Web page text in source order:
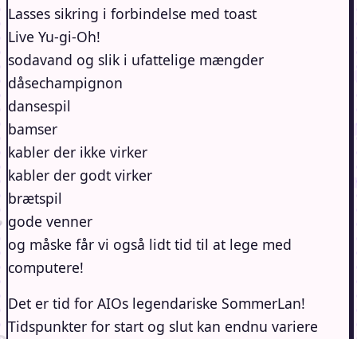
Lasses sikring i forbindelse med toast
Live Yu-gi-Oh!
sodavand og slik i ufattelige mængder
dåsechampignon
dansespil
bamser
kabler der ikke virker
kabler der godt virker
brætspil
gode venner
og måske får vi også lidt tid til at lege med
computere!
Det er tid for AIOs legendariske SommerLan!
Tidspunkter for start og slut kan endnu variere